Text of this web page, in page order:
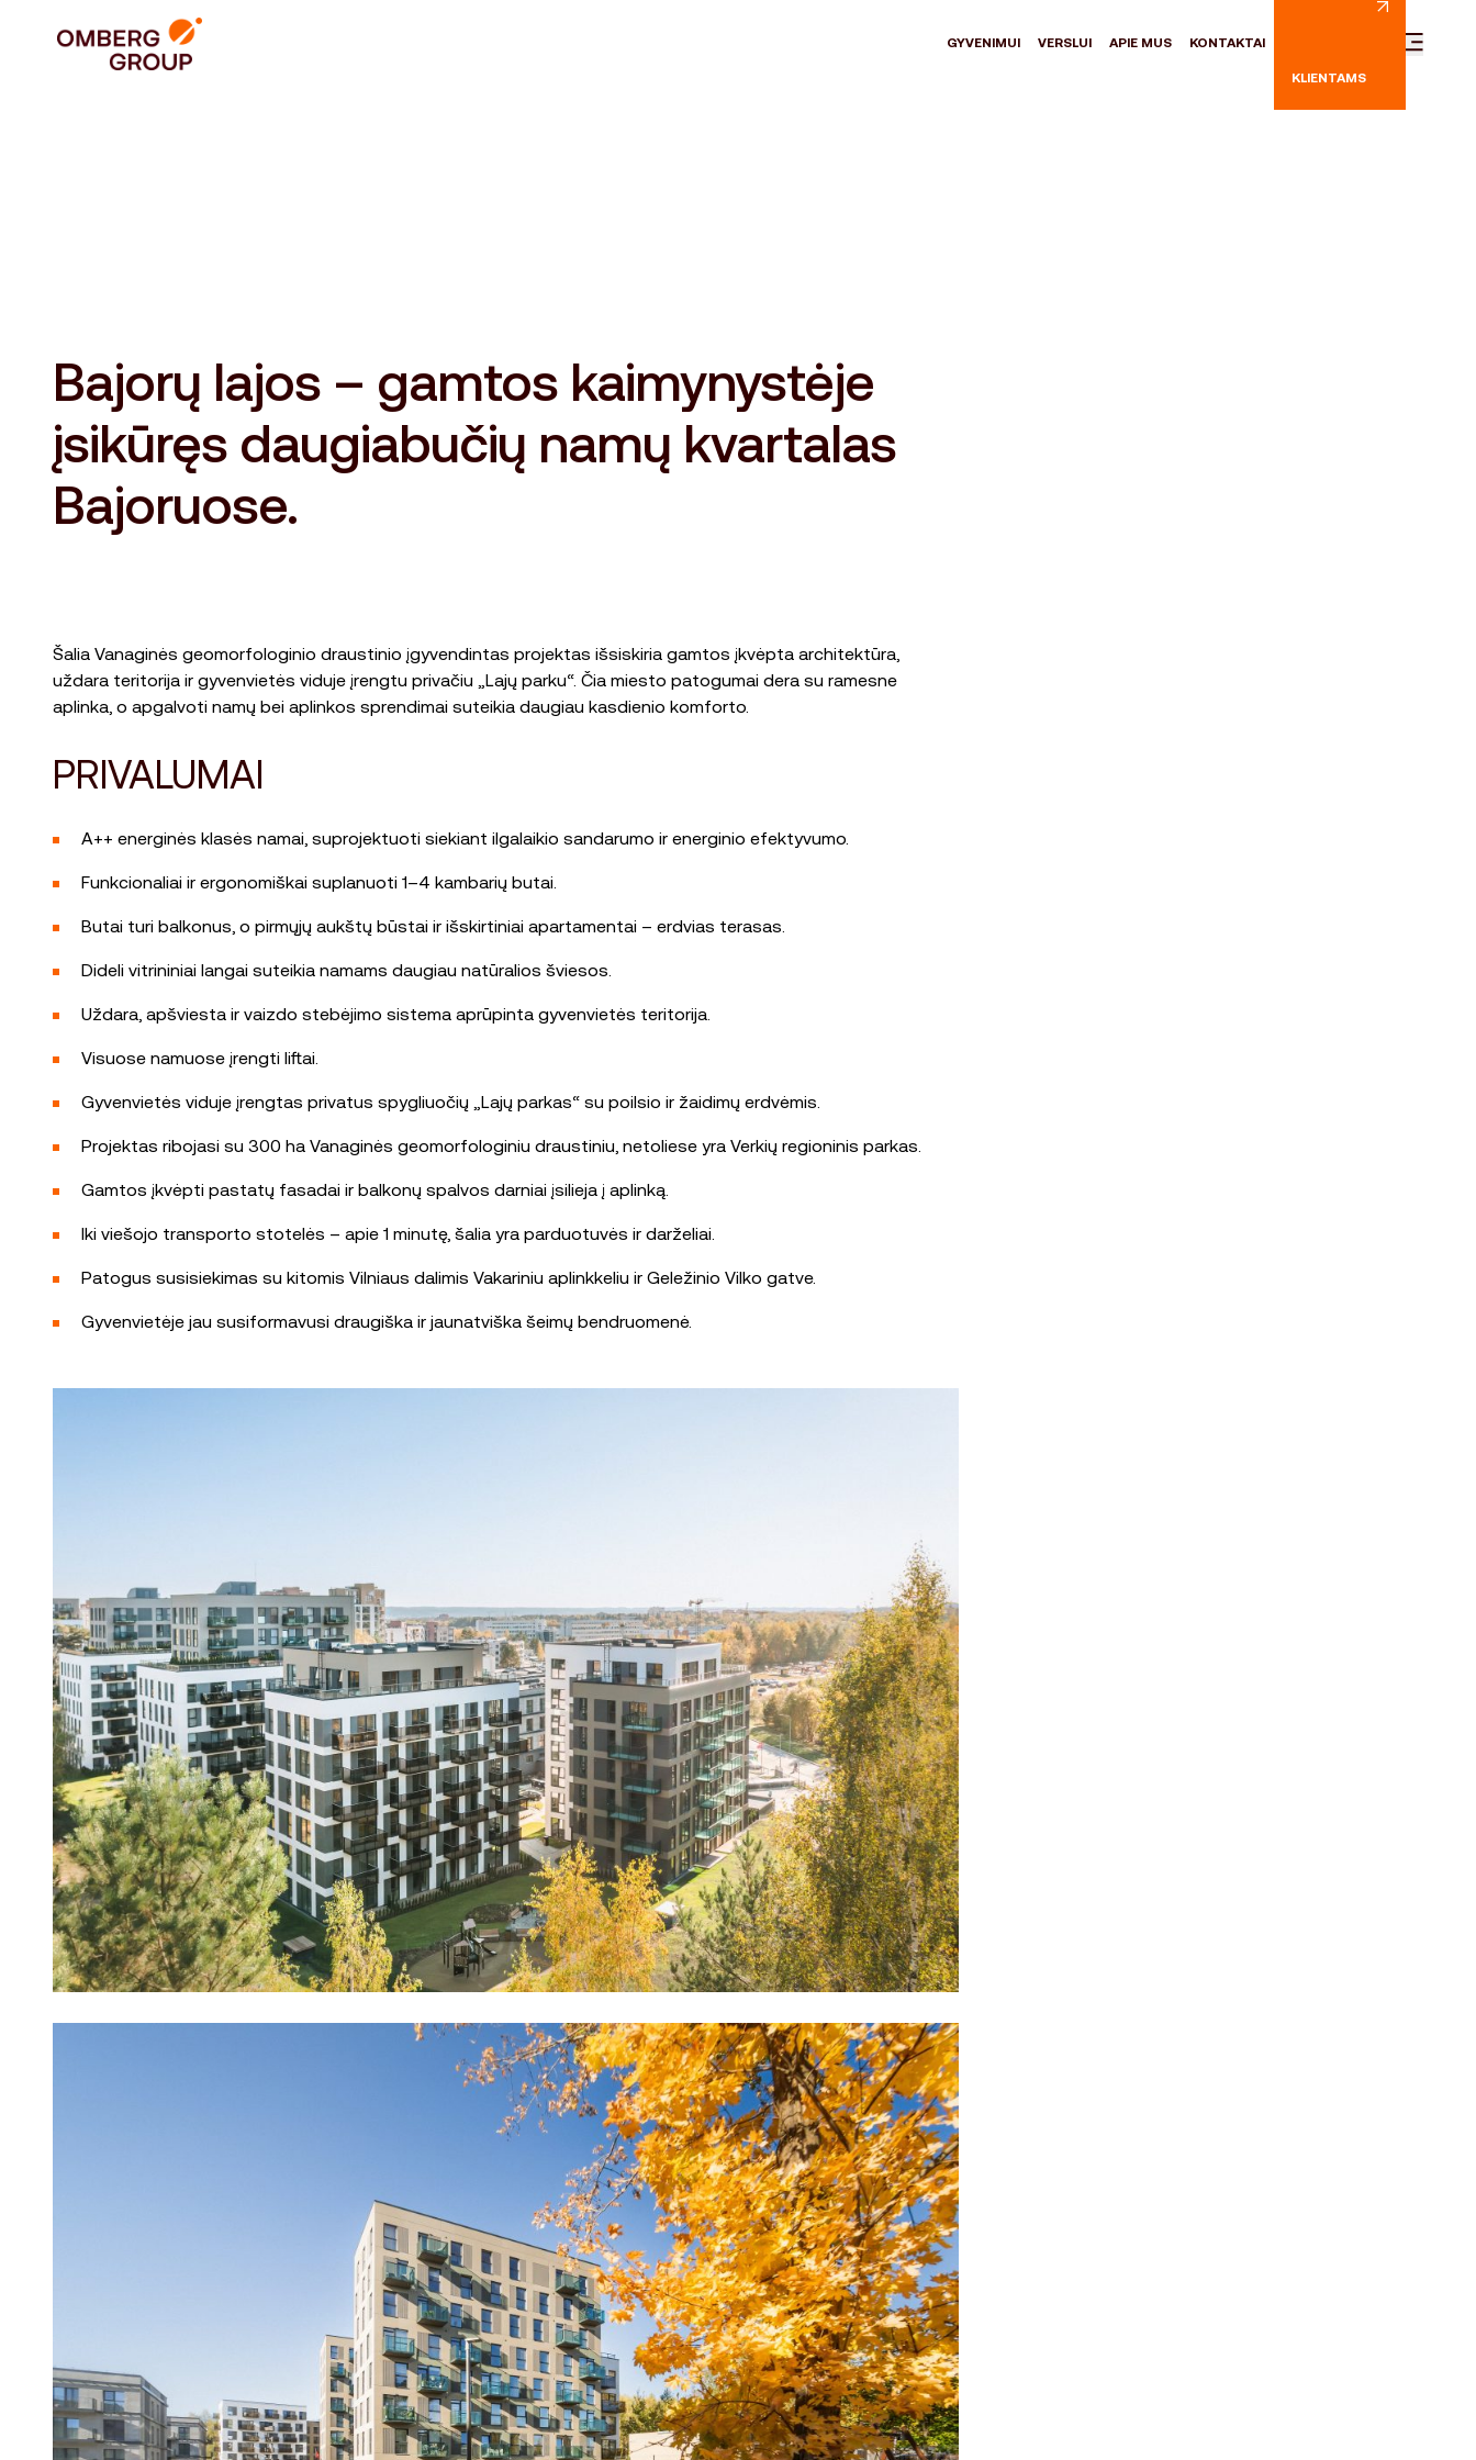
GYVENIMUI VERSLUI APIE MUS KONTAKTAI
KLIENTAMS
Bajorų lajos – gamtos kaimynystėje
įsikūręs daugiabučių namų kvartalas
Bajoruose.
Šalia Vanaginės geomorfologinio draustinio įgyvendintas projektas išsiskiria gamtos įkvėpta architektūra,
uždara teritorija ir gyvenvietės viduje įrengtu privačiu „Lajų parku“. Čia miesto patogumai dera su ramesne
aplinka, o apgalvoti namų bei aplinkos sprendimai suteikia daugiau kasdienio komforto.
PRIVALUMAI
A++ energinės klasės namai, suprojektuoti siekiant ilgalaikio sandarumo ir energinio efektyvumo.
Funkcionaliai ir ergonomiškai suplanuoti 1–4 kambarių butai.
Butai turi balkonus, o pirmųjų aukštų būstai ir išskirtiniai apartamentai – erdvias terasas.
Dideli vitrininiai langai suteikia namams daugiau natūralios šviesos.
Uždara, apšviesta ir vaizdo stebėjimo sistema aprūpinta gyvenvietės teritorija.
Visuose namuose įrengti liftai.
Gyvenvietės viduje įrengtas privatus spygliuočių „Lajų parkas“ su poilsio ir žaidimų erdvėmis.
Projektas ribojasi su 300 ha Vanaginės geomorfologiniu draustiniu, netoliese yra Verkių regioninis parkas.
Gamtos įkvėpti pastatų fasadai ir balkonų spalvos darniai įsilieja į aplinką.
Iki viešojo transporto stotelės – apie 1 minutę, šalia yra parduotuvės ir darželiai.
Patogus susisiekimas su kitomis Vilniaus dalimis Vakariniu aplinkkeliu ir Geležinio Vilko gatve.
Gyvenvietėje jau susiformavusi draugiška ir jaunatviška šeimų bendruomenė.